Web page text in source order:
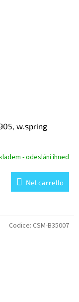
w.spring
- odeslání ihned
Nel carrello
Codice: CSM-B35007